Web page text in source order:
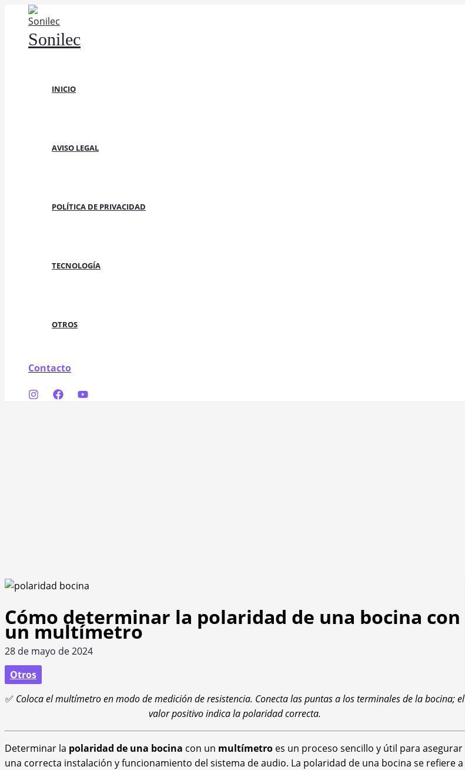
contenidoSonilec
INICIO
AVISO LEGAL
POLÍTICA DE PRIVACIDAD
TECNOLOGÍA
OTROS
Contacto
Cómo determinar la polaridad de una bocina con
un multímetro
28 de mayo de 2024
Otros
✅ Coloca el multímetro en modo de medición de resistencia. Conecta las puntas a los terminales de la bocina; el
valor positivo indica la polaridad correcta.
Determinar la polaridad de una bocina con un multímetro es un proceso sencillo y útil para asegurar
una correcta instalación y funcionamiento del sistema de audio. La polaridad de una bocina se refiere a